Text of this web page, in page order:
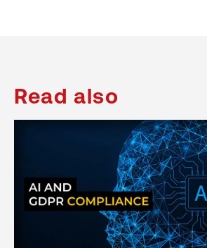
Read also